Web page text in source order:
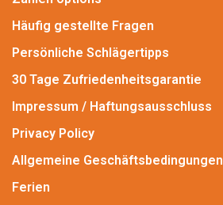
Häufig gestellte Fragen
Persönliche Schlägertipps
30 Tage Zufriedenheitsgarantie
Impressum / Haftungsausschluss
Privacy Policy
Allgemeine Geschäftsbedingungen
Ferien